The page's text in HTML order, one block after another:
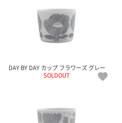
DAY BY DAY カップ フラワーズ グレー
SOLDOUT